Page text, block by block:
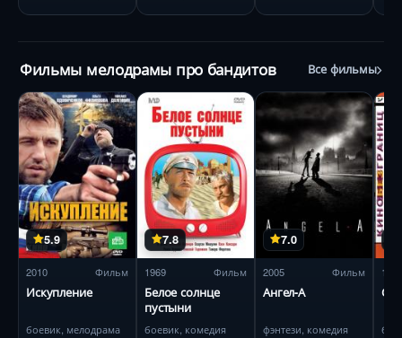
Фильмы мелодрамы про бандитов Все фильмы
5.9
2010 Фильм
Искупление
боевик, мелодрама
7.8
1969 Фильм
Белое солнце
пустыни
боевик, комедия
7.0
2005 Фильм
Ангел-А
фэнтези, комедия
1993